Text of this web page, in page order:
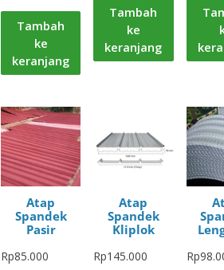
Tambah
ke
keranjang
Tambah
ke
keranjang
Atap
Spandek
Pasir
Rp85.000
Atap
Spandek
Kliplok
Rp145.000 Rp